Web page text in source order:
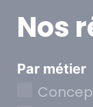
Nos
Par métier